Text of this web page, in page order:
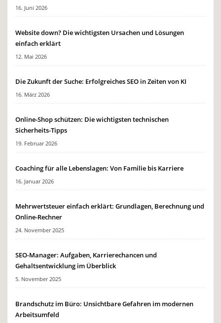
16. Juni 2026
Website down? Die wichtigsten Ursachen und Lösungen
einfach erklärt
12. Mai 2026
Die Zukunft der Suche: Erfolgreiches SEO in Zeiten von KI
16. März 2026
Online-Shop schützen: Die wichtigsten technischen
Sicherheits-Tipps
19. Februar 2026
Coaching für alle Lebenslagen: Von Familie bis Karriere
16. Januar 2026
Mehrwertsteuer einfach erklärt: Grundlagen, Berechnung und
Online-Rechner
24. November 2025
SEO-Manager: Aufgaben, Karrierechancen und
Gehaltsentwicklung im Überblick
5. November 2025
Brandschutz im Büro: Unsichtbare Gefahren im modernen
Arbeitsumfeld